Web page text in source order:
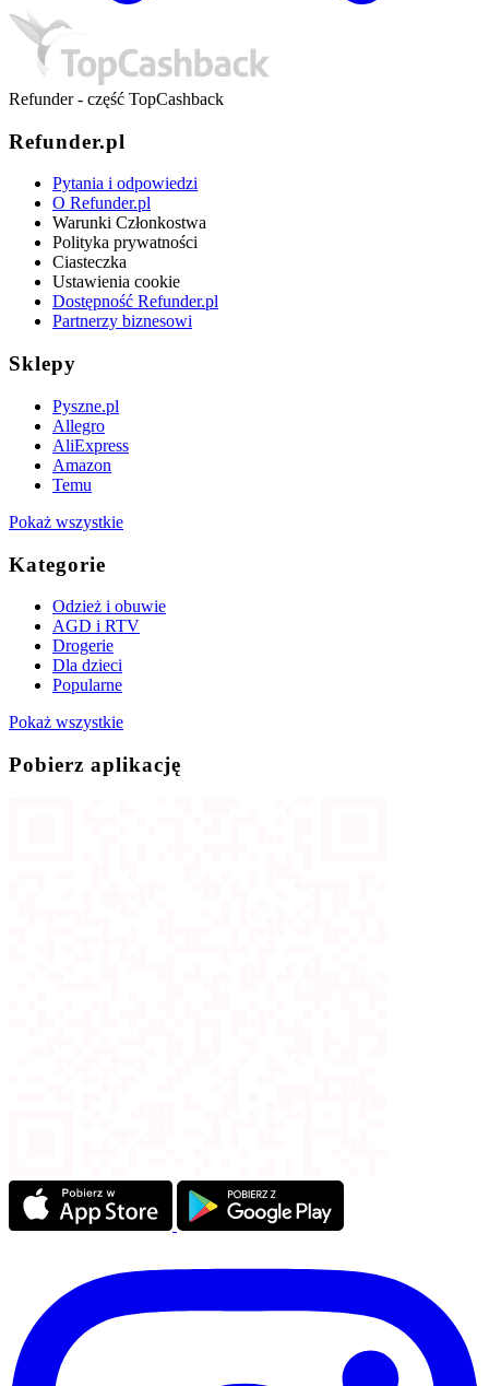
Refunder - część TopCashback
Refunder.pl
Pytania i odpowiedzi
O Refunder.pl
Warunki Członkostwa
Polityka prywatności
Ciasteczka
Ustawienia cookie
Dostępność Refunder.pl
Partnerzy biznesowi
Sklepy
Pyszne.pl
Allegro
AliExpress
Amazon
Temu
Pokaż wszystkie
Kategorie
Odzież i obuwie
AGD i RTV
Drogerie
Dla dzieci
Popularne
Pokaż wszystkie
Pobierz aplikację